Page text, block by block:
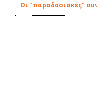
Οι "παραδοσιακές"